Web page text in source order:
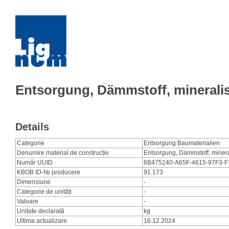
Entsorgung, Dämmstoff,
Details
Categorie
Entsorgung Baumaterialien
Denumire material de construcție
Entsorgung, Dämmstoff,
Număr UUID
6B475240-A65F-4615-97F3-
KBOB ID-№ producere
91.173
Dimensiune
-
Categorie de unități
-
Valoare
-
Unitate declarată
kg
Ultima actualizare
16.12.2024